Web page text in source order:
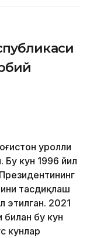
Қуролли
Бу кун 1996 йил
тасдиқлаш
этилган. 2021
билан бу кун
кунлар